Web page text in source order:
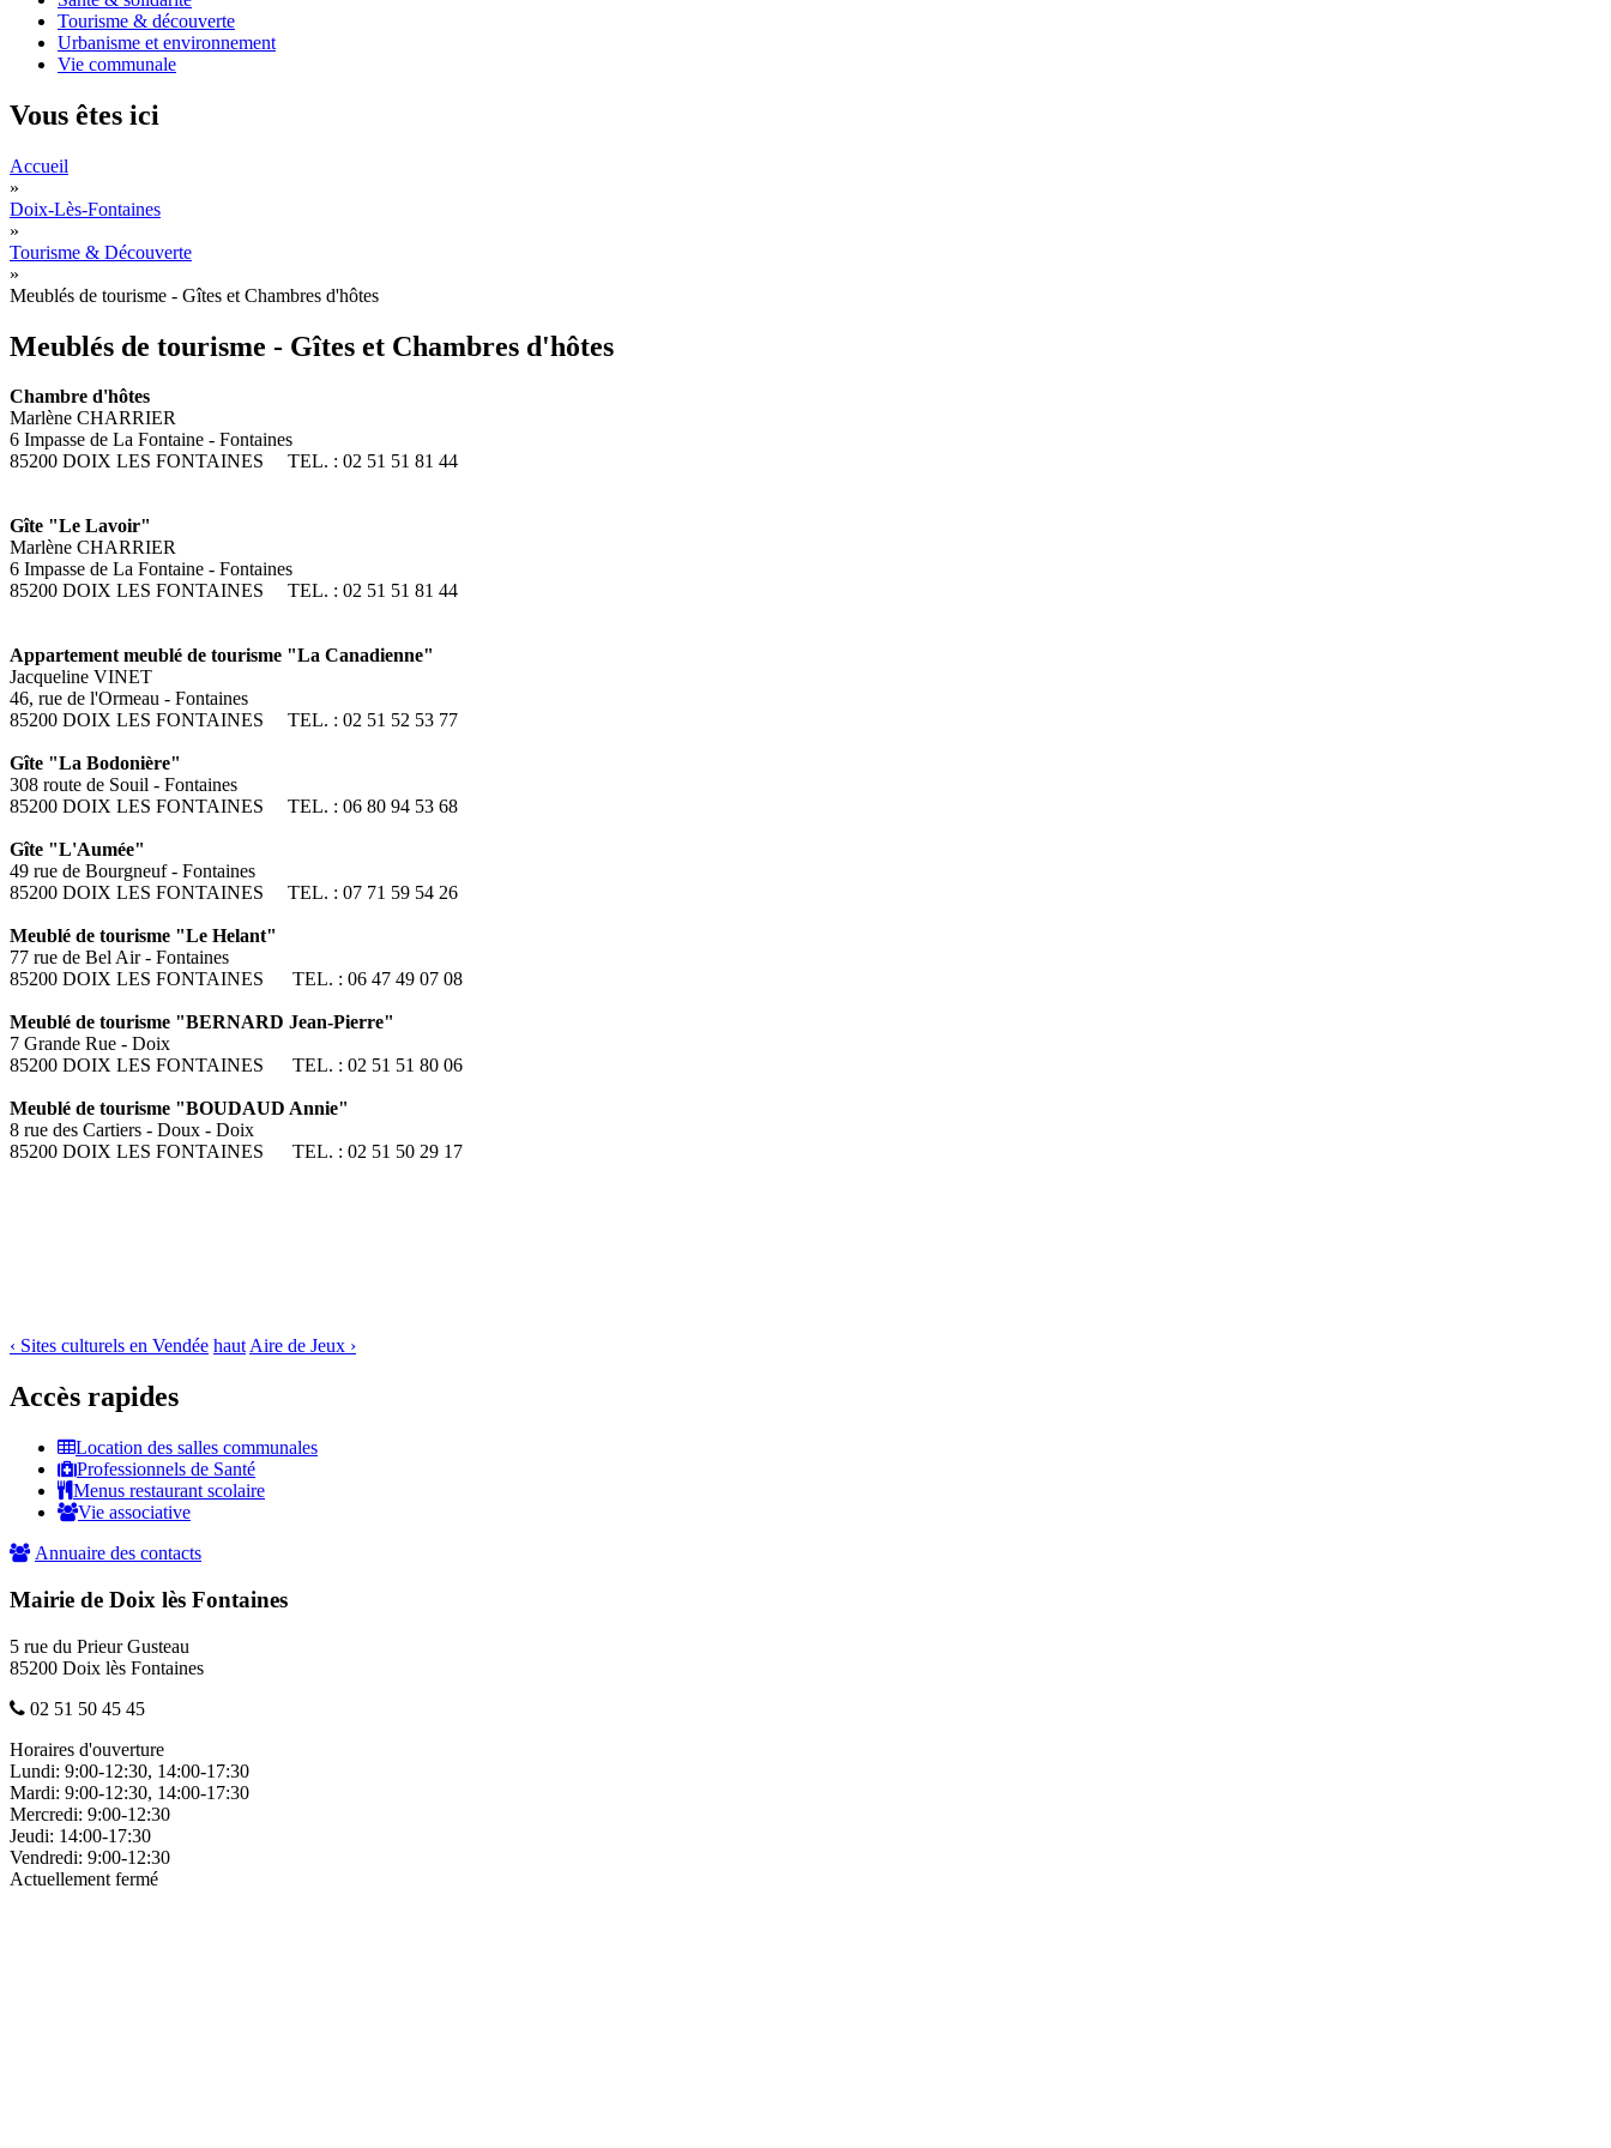
Tourisme & découverte
Urbanisme et environnement
Vie communale
Vous êtes ici
Accueil
»
Doix-Lès-Fontaines
»
Tourisme & Découverte
»
Meublés de tourisme - Gîtes et Chambres d'hôtes
Meublés de tourisme - Gîtes et Chambres d'hôtes
Chambre d'hôtes
Marlène CHARRIER
6 Impasse de La Fontaine - Fontaines
85200 DOIX LES FONTAINES TEL. : 02 51 51 81 44
Gîte "Le Lavoir"
Marlène CHARRIER
6 Impasse de La Fontaine - Fontaines
85200 DOIX LES FONTAINES TEL. : 02 51 51 81 44
Appartement meublé de tourisme "La Canadienne"
Jacqueline VINET
46, rue de l'Ormeau - Fontaines
85200 DOIX LES FONTAINES TEL. : 02 51 52 53 77
Gîte "La Bodonière"
308 route de Souil - Fontaines
85200 DOIX LES FONTAINES TEL. : 06 80 94 53 68
Gîte "L'Aumée"
49 rue de Bourgneuf - Fontaines
85200 DOIX LES FONTAINES TEL. : 07 71 59 54 26
Meublé de tourisme "Le Helant"
77 rue de Bel Air - Fontaines
85200 DOIX LES FONTAINES TEL. : 06 47 49 07 08
Meublé de tourisme "BERNARD Jean-Pierre"
7 Grande Rue - Doix
85200 DOIX LES FONTAINES TEL. : 02 51 51 80 06
Meublé de tourisme "BOUDAUD Annie"
8 rue des Cartiers - Doux - Doix
85200 DOIX LES FONTAINES TEL. : 02 51 50 29 17
‹ Sites culturels en Vendée hautAire de Jeux ›
Accès rapides
Location des salles communales
Professionnels de Santé
Menus restaurant scolaire
Vie associative
Annuaire des contacts
Mairie de Doix lès Fontaines
5 rue du Prieur Gusteau
85200 Doix lès Fontaines
02 51 50 45 45
Horaires d'ouverture
Lundi: 9:00-12:30, 14:00-17:30
Mardi: 9:00-12:30, 14:00-17:30
Mercredi: 9:00-12:30
Jeudi: 14:00-17:30
Vendredi: 9:00-12:30
Actuellement fermé